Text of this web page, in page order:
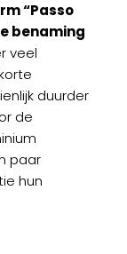
“Passo
benaming
veel
duurder
de
paar
hun